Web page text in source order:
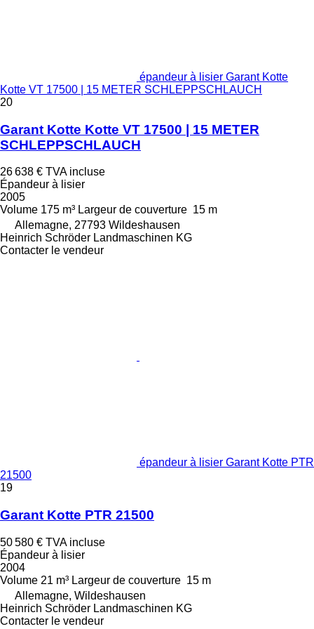
épandeur à lisier Garant Kotte
Kotte VT 17500 | 15 METER SCHLEPPSCHLAUCH
20
Garant Kotte Kotte VT 17500 | 15 METER
SCHLEPPSCHLAUCH
26 638 € TVA incluse
Épandeur à lisier
2005
Volume 175 m³ Largeur de couverture 15 m
Allemagne, 27793 Wildeshausen
Heinrich Schröder Landmaschinen KG
Contacter le vendeur
épandeur à lisier Garant Kotte PTR
21500
19
Garant Kotte PTR 21500
50 580 € TVA incluse
Épandeur à lisier
2004
Volume 21 m³ Largeur de couverture 15 m
Allemagne, Wildeshausen
Heinrich Schröder Landmaschinen KG
Contacter le vendeur